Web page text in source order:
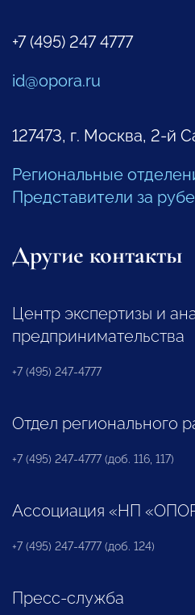
+7 (495) 247 4777
id@opora.ru
127473, г. Москва, 2-й
Региональные
Представители за
Другие контакты
Центр экспертизы и
предпринимательства
+7 (495) 247-4777
Отдел регионального
+7 (495) 247-4777 (доб. 116, 117)
Ассоциация «НП
+7 (495) 247-4777 (доб. 124)
Пресс-служба